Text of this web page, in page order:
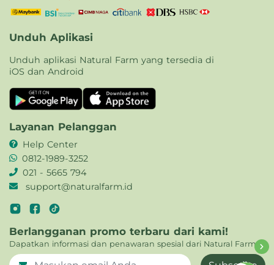
Unduh Aplikasi
Unduh aplikasi Natural Farm yang tersedia di
iOS dan Android
Layanan Pelanggan
Help Center
0812-1989-3252
021 - 5665 794
support@naturalfarm.id
Berlangganan promo terbaru dari kami!
Dapatkan informasi dan penawaran spesial dari Natural Farm